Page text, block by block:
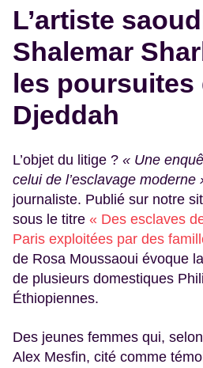
L’artiste
Shalemar
les poursuites
Djeddah
L’objet du litige ? « Une
celui de l’esclavage moderne
journaliste. Publié sur notre
sous le titre « Des esclaves
Paris exploitées par des
de Rosa Moussaoui évoque
de plusieurs domestiques
Éthiopiennes.
Des jeunes femmes qui,
Alex Mesfin, cité comme